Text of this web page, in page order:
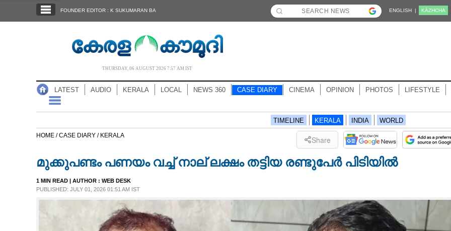
NOTIFIED NEWS
FOUNDER EDITOR : K SUKUMARAN BA ENGLISH | KĀZHCHA
THURSDAY, 06 AUGUST 2026 7.57 AM IST
LATEST AUDIO KERALA LOCAL NEWS 360 CASE DIARY CINEMA OPINION PHOTOS LIFESTYLE
TIMELINE KERALA INDIA WORLD
HOME /CASE DIARY / KERALA Share
മുക്കുപണ്ടം പണയം വച്ച് നാല് ലക്ഷം തട്ടിയ രണ്ടുപേർ പിടിയിൽ
1 MIN READ | AUTHOR : WEB DESK
PUBLISHED: JULY 01, 2026 01:51 AM IST